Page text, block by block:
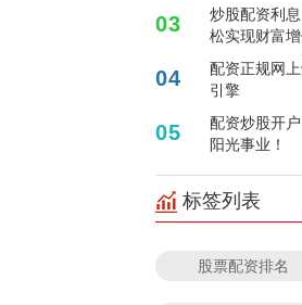
03
炒股配资利
松实现财富
04
配资正规网
引擎
05
配资炒股开
阳光事业！
标签列表
股票配资排名